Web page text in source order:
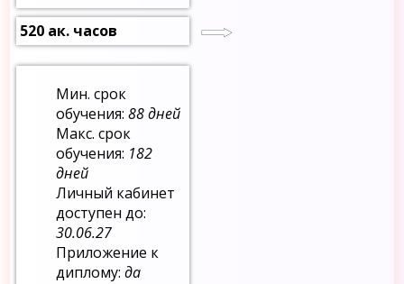
520 ак. часов
Мин. срок
обучения:88 дней
Макс. срок
обучения: 182
дней
Личный кабинет
доступен до:
30.06.27
Приложение к
диплому:да